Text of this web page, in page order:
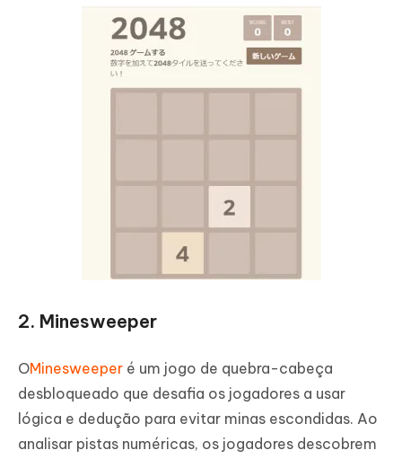
2. Minesweeper
OMinesweeper é um jogo de quebra-cabeça
desbloqueado que desafia os jogadores a usar
lógica e dedução para evitar minas escondidas. Ao
analisar pistas numéricas, os jogadores descobrem